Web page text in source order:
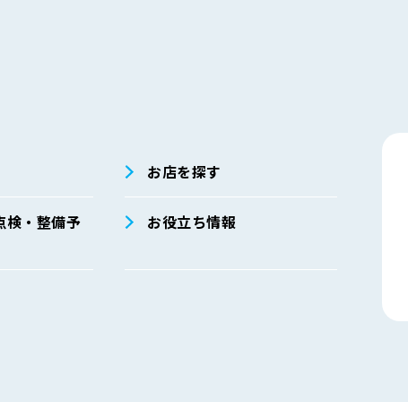
イドライン等の遵守」、「安全管理措置に関する事項」、「質問
扱方法、責任者・担当者およびその任務等についての規程を整備
お店を探す
検・整備予
お役立ち情報